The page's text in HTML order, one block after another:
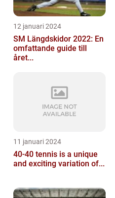
12 januari 2024
SM Längdskidor 2022: En
omfattande guide till
året...
11 januari 2024
40-40 tennis is a unique
and exciting variation of...